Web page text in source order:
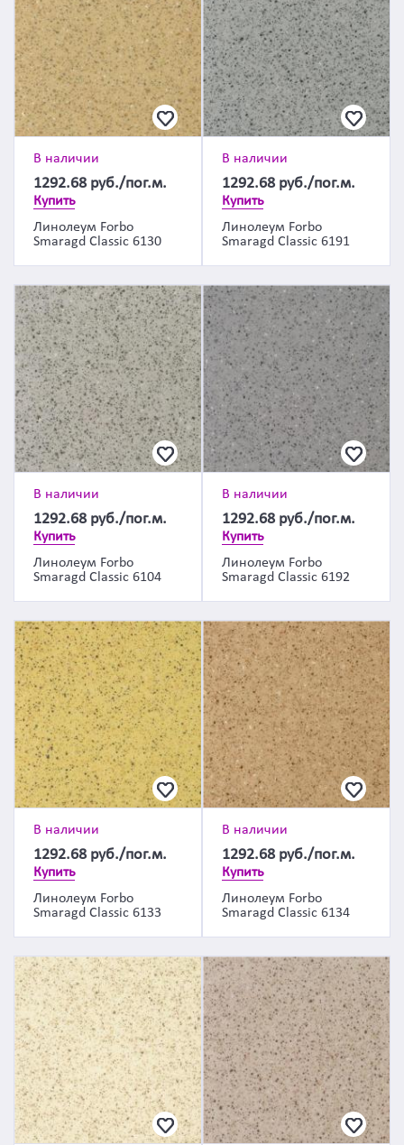
В наличии
1292.68 руб./пог.м.
Купить
Линолеум Forbo
Smaragd Classic 6130
В наличии
1292.68 руб./пог.м.
Купить
Линолеум Forbo
Smaragd Classic 6191
В наличии
1292.68 руб./пог.м.
Купить
Линолеум Forbo
Smaragd Classic 6104
В наличии
1292.68 руб./пог.м.
Купить
Линолеум Forbo
Smaragd Classic 6192
В наличии
1292.68 руб./пог.м.
Купить
Линолеум Forbo
Smaragd Classic 6133
В наличии
1292.68 руб./пог.м.
Купить
Линолеум Forbo
Smaragd Classic 6134